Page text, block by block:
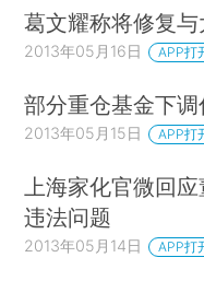
葛文耀称将修复
2013年05月16日 APP打
部分重仓基金下
2013年05月15日 APP打
上海家化官微回
违法问题
2013年05月14日 APP打